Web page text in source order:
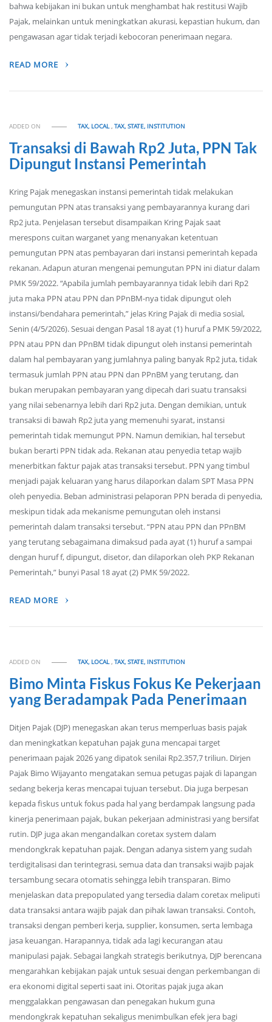
bahwa kebijakan ini bukan untuk menghambat hak restitusi Wajib
Pajak, melainkan untuk meningkatkan akurasi, kepastian hukum, dan
pengawasan agar tidak terjadi kebocoran penerimaan negara.
READ MORE
ADDED ON TAX, LOCAL,TAX, STATE, INSTITUTION
Transaksi di Bawah Rp2 Juta, PPN Tak
Dipungut Instansi Pemerintah
Kring Pajak menegaskan instansi pemerintah tidak melakukan
pemungutan PPN atas transaksi yang pembayarannya kurang dari
Rp2 juta. Penjelasan tersebut disampaikan Kring Pajak saat
merespons cuitan warganet yang menanyakan ketentuan
pemungutan PPN atas pembayaran dari instansi pemerintah kepada
rekanan. Adapun aturan mengenai pemungutan PPN ini diatur dalam
PMK 59/2022. “Apabila jumlah pembayarannya tidak lebih dari Rp2
juta maka PPN atau PPN dan PPnBM-nya tidak dipungut oleh
instansi/bendahara pemerintah,” jelas Kring Pajak di media sosial,
Senin (4/5/2026). Sesuai dengan Pasal 18 ayat (1) huruf a PMK 59/2022,
PPN atau PPN dan PPnBM tidak dipungut oleh instansi pemerintah
dalam hal pembayaran yang jumlahnya paling banyak Rp2 juta, tidak
termasuk jumlah PPN atau PPN dan PPnBM yang terutang, dan
bukan merupakan pembayaran yang dipecah dari suatu transaksi
yang nilai sebenarnya lebih dari Rp2 juta. Dengan demikian, untuk
transaksi di bawah Rp2 juta yang memenuhi syarat, instansi
pemerintah tidak memungut PPN. Namun demikian, hal tersebut
bukan berarti PPN tidak ada. Rekanan atau penyedia tetap wajib
menerbitkan faktur pajak atas transaksi tersebut. PPN yang timbul
menjadi pajak keluaran yang harus dilaporkan dalam SPT Masa PPN
oleh penyedia. Beban administrasi pelaporan PPN berada di penyedia,
meskipun tidak ada mekanisme pemungutan oleh instansi
pemerintah dalam transaksi tersebut. “PPN atau PPN dan PPnBM
yang terutang sebagaimana dimaksud pada ayat (1) huruf a sampai
dengan huruf f, dipungut, disetor, dan dilaporkan oleh PKP Rekanan
Pemerintah,” bunyi Pasal 18 ayat (2) PMK 59/2022.
READ MORE
ADDED ON TAX, LOCAL,TAX, STATE, INSTITUTION
Bimo Minta Fiskus Fokus Ke Pekerjaan
yang Beradampak Pada Penerimaan
Ditjen Pajak (DJP) menegaskan akan terus memperluas basis pajak
dan meningkatkan kepatuhan pajak guna mencapai target
penerimaan pajak 2026 yang dipatok senilai Rp2.357,7 triliun. Dirjen
Pajak Bimo Wijayanto mengatakan semua petugas pajak di lapangan
sedang bekerja keras mencapai tujuan tersebut. Dia juga berpesan
kepada fiskus untuk fokus pada hal yang berdampak langsung pada
kinerja penerimaan pajak, bukan pekerjaan administrasi yang bersifat
rutin. DJP juga akan mengandalkan coretax system dalam
mendongkrak kepatuhan pajak. Dengan adanya sistem yang sudah
terdigitalisasi dan terintegrasi, semua data dan transaksi wajib pajak
tersambung secara otomatis sehingga lebih transparan. Bimo
menjelaskan data prepopulated yang tersedia dalam coretax meliputi
data transaksi antara wajib pajak dan pihak lawan transaksi. Contoh,
transaksi dengan pemberi kerja, supplier, konsumen, serta lembaga
jasa keuangan. Harapannya, tidak ada lagi kecurangan atau
manipulasi pajak. Sebagai langkah strategis berikutnya, DJP berencana
mengarahkan kebijakan pajak untuk sesuai dengan perkembangan di
era ekonomi digital seperti saat ini. Otoritas pajak juga akan
menggalakkan pengawasan dan penegakan hukum guna
mendongkrak kepatuhan sekaligus menimbulkan efek jera bagi